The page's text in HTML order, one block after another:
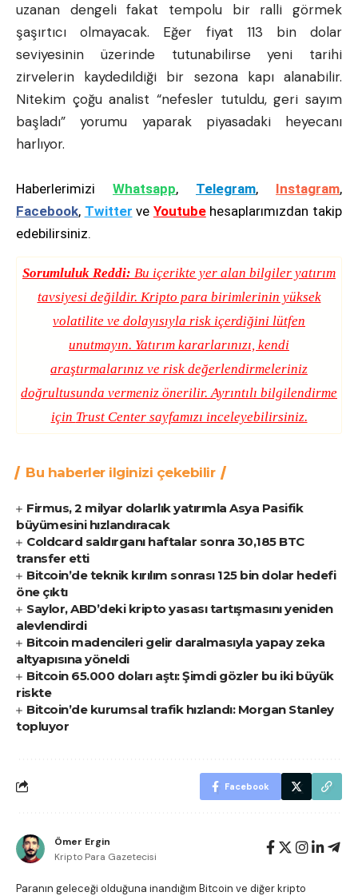
uzanan dengeli fakat tempolu bir ralli görmek
şaşırtıcı olmayacak. Eğer fiyat 113 bin dolar
seviyesinin üzerinde tutunabilirse yeni tarihi
zirvelerin kaydedildiği bir sezona kapı alanabilir.
Nitekim çoğu analist “nefesler tutuldu, geri sayım
başladı” yorumu yaparak piyasadaki heyecanı
harlıyor.
Haberlerimizi Whatsapp, Telegram, Instagram,
Facebook, Twitter ve Youtubehesaplarımızdan takip
edebilirsiniz.
Sorumluluk Reddi: Bu içerikte yer alan bilgiler yatırım
tavsiyesi değildir. Kripto para birimlerinin yüksek
volatilite ve dolayısıyla risk içerdiğini lütfen
unutmayın. Yatırım kararlarınızı, kendi
araştırmalarınız ve risk değerlendirmeleriniz
doğrultusunda vermeniz önerilir. Ayrıntılı bilgilendirme
için Trust Centersayfamızı inceleyebilirsiniz.
Bu haberler ilginizi çekebilir
Firmus, 2 milyar dolarlık yatırımla Asya Pasifik
büyümesini hızlandıracak
Coldcard saldırganı haftalar sonra 30,185 BTC
transfer etti
Bitcoin’de teknik kırılım sonrası 125 bin dolar hedefi
öne çıktı
Saylor, ABD’deki kripto yasası tartışmasını yeniden
alevlendirdi
Bitcoin madencileri gelir daralmasıyla yapay zeka
altyapısına yöneldi
Bitcoin 65.000 doları aştı: Şimdi gözler bu iki büyük
riskte
Bitcoin’de kurumsal trafik hızlandı: Morgan Stanley
topluyor
Facebook
Ömer Ergin
Kripto Para Gazetecisi
Paranın geleceği olduğuna inandığım Bitcoin ve diğer kripto